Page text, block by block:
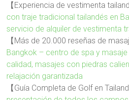
【Experiencia de vestimenta
con traje tradicional tailandés en
servicio de alquiler de vestimenta
【Más de 20.000 reseñas de
Bangkok – centro de spa y
calidad, masajes con piedras
relajación garantizada
【Guía Completa de Golf en